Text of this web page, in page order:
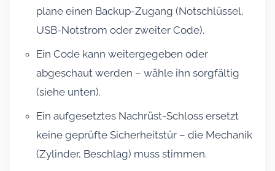
plane einen Backup-Zugang (Notschlüssel,
USB-Notstrom oder zweiter Code).
Ein Code kann weitergegeben oder
abgeschaut werden – wähle ihn sorgfältig
(siehe unten).
Ein aufgesetztes Nachrüst-Schloss ersetzt
keine geprüfte Sicherheitstür – die Mechanik
(Zylinder, Beschlag) muss stimmen.